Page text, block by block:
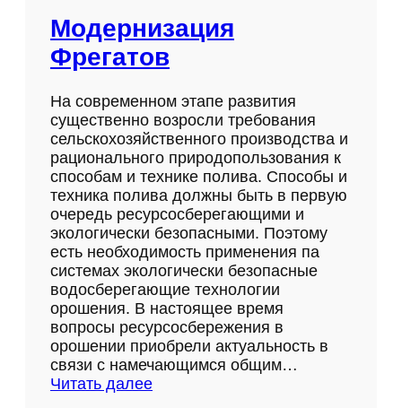
Модернизация
Фрегатов
На современном этапе развития
существенно возросли требования
сельскохозяйственного производства и
рационального природопользования к
способам и технике полива. Способы и
техника полива должны быть в первую
очередь ресурсосберегающими и
экологически безопасными. Поэтому
есть необходимость применения па
системах экологически безопасные
водосберегающие технологии
орошения. В настоящее время
вопросы ресурсосбережения в
орошении приобрели актуальность в
связи с намечающимся общим…
Читать далее: